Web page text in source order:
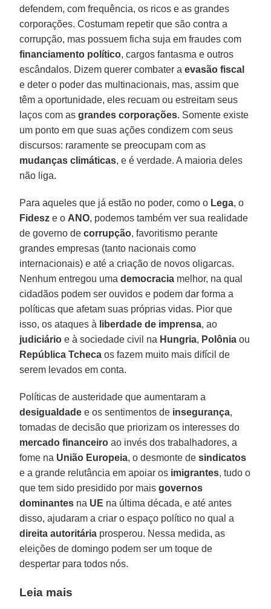
defendem, com frequência, os ricos e as grandes
corporações. Costumam repetir que são contra a
corrupção, mas possuem ficha suja em fraudes com
financiamento político, cargos fantasma e outros
escândalos. Dizem querer combater aevasão fiscal
e deter o poder das multinacionais, mas, assim que
têm a oportunidade, eles recuam ou estreitam seus
laços com asgrandes corporações. Somente existe
um ponto em que suas ações condizem com seus
discursos: raramente se preocupam com as
mudanças climáticas, e é verdade. A maioria deles
não liga.
Para aqueles que já estão no poder, como o Lega, o
Fidesz e o ANO, podemos também ver sua realidade
de governo decorrupção, favoritismo perante
grandes empresas (tanto nacionais como
internacionais) e até a criação de novos oligarcas.
Nenhum entregou umademocracia melhor, na qual
cidadãos podem ser ouvidos e podem dar forma a
políticas que afetam suas próprias vidas. Pior que
isso, os ataques à liberdade de imprensa, ao
judiciário e à sociedade civil na Hungria, Polônia ou
República Tcheca os fazem muito mais difícil de
serem levados em conta.
Políticas de austeridade que aumentaram a
desigualdade e os sentimentos de insegurança,
tomadas de decisão que priorizam os interesses do
mercado financeiro ao invés dos trabalhadores, a
fome na União Europeia, o desmonte desindicatos
e a grande relutância em apoiar os imigrantes, tudo o
que tem sido presidido por maisgovernos
dominantes na UE na última década, e até antes
disso, ajudaram a criar o espaço político no qual a
direita autoritária prosperou. Nessa medida, as
eleições de domingo podem ser um toque de
despertar para todos nós.
Leia mais